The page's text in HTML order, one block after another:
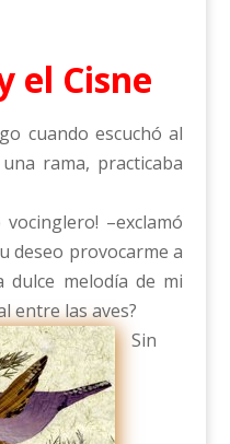
el Cisne
cuando escuchó al
rama, practicaba
–exclamó
deseo provocarme a
dulce melodía de mi
entre las aves?
Sin